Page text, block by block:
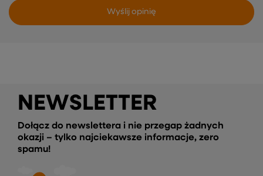
Wyślij opinię
NEWSLETTER
Dołącz do newslettera i nie przegap żadnych
okazji – tylko najciekawsze informacje, zero
spamu!